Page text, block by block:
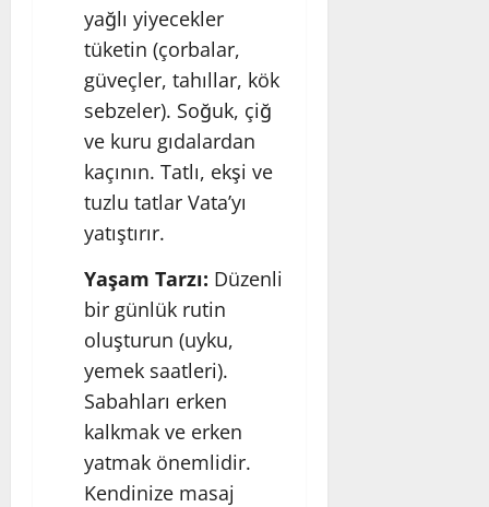
yağlı yiyecekler
tüketin (çorbalar,
güveçler, tahıllar, kök
sebzeler). Soğuk, çiğ
ve kuru gıdalardan
kaçının. Tatlı, ekşi ve
tuzlu tatlar Vata’yı
yatıştırır.
Yaşam Tarzı: Düzenli
bir günlük rutin
oluşturun (uyku,
yemek saatleri).
Sabahları erken
kalkmak ve erken
yatmak önemlidir.
Kendinize masaj